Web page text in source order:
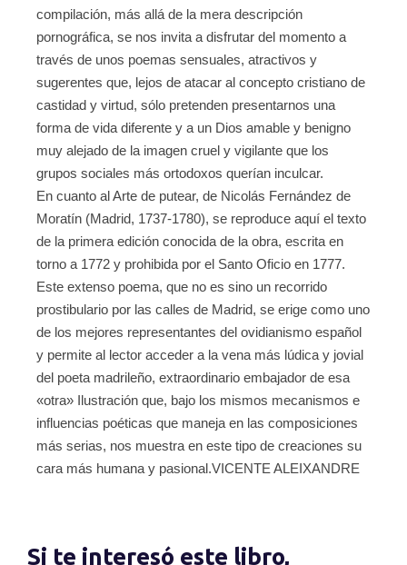
compilación, más allá de la mera descripción
pornográfica, se nos invita a disfrutar del momento a
través de unos poemas sensuales, atractivos y
sugerentes que, lejos de atacar al concepto cristiano de
castidad y virtud, sólo pretenden presentarnos una
forma de vida diferente y a un Dios amable y benigno
muy alejado de la imagen cruel y vigilante que los
grupos sociales más ortodoxos querían inculcar.
En cuanto al Arte de putear, de Nicolás Fernández de
Moratín (Madrid, 1737-1780), se reproduce aquí el texto
de la primera edición conocida de la obra, escrita en
torno a 1772 y prohibida por el Santo Oficio en 1777.
Este extenso poema, que no es sino un recorrido
prostibulario por las calles de Madrid, se erige como uno
de los mejores representantes del ovidianismo español
y permite al lector acceder a la vena más lúdica y jovial
del poeta madrileño, extraordinario embajador de esa
«otra» Ilustración que, bajo los mismos mecanismos e
influencias poéticas que maneja en las composiciones
más serias, nos muestra en este tipo de creaciones su
cara más humana y pasional.VICENTE ALEIXANDRE
Si te interesó este libro,